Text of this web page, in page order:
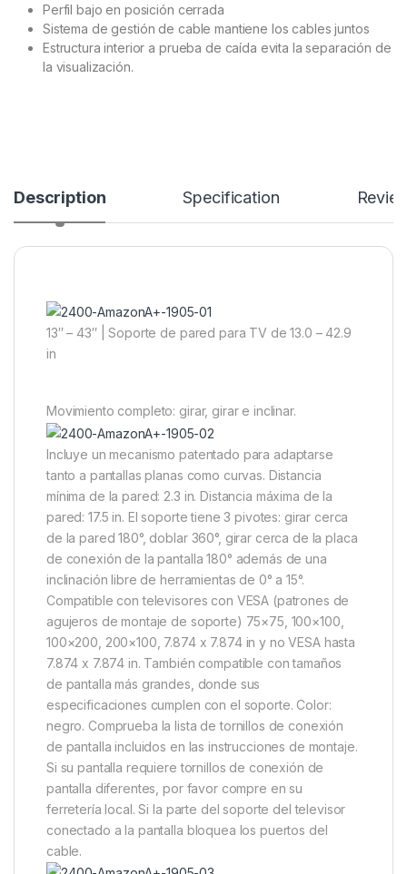
Perfil bajo en posición cerrada
Sistema de gestión de cable mantiene los cables juntos
Estructura interior a prueba de caída evita la separación de
la visualización.
Description Specification
13″ – 43″ | Soporte de pared para TV de 13.0 – 42.9
in
Movimiento completo: girar, girar e inclinar.
Incluye un mecanismo patentado para adaptarse
tanto a pantallas planas como curvas. Distancia
mínima de la pared: 2.3 in. Distancia máxima de la
pared: 17.5 in. El soporte tiene 3 pivotes: girar cerca
de la pared 180°, doblar 360°, girar cerca de la placa
de conexión de la pantalla 180° además de una
inclinación libre de herramientas de 0° a 15°.
Compatible con televisores con VESA (patrones de
agujeros de montaje de soporte) 75×75, 100×100,
100×200, 200×100, 7.874 x 7.874 in y no VESA hasta
7.874 x 7.874 in. También compatible con tamaños
de pantalla más grandes, donde sus
especificaciones cumplen con el soporte. Color:
negro. Comprueba la lista de tornillos de conexión
de pantalla incluidos en las instrucciones de montaje.
Si su pantalla requiere tornillos de conexión de
pantalla diferentes, por favor compre en su
ferretería local. Si la parte del soporte del televisor
conectado a la pantalla bloquea los puertos del
cable.